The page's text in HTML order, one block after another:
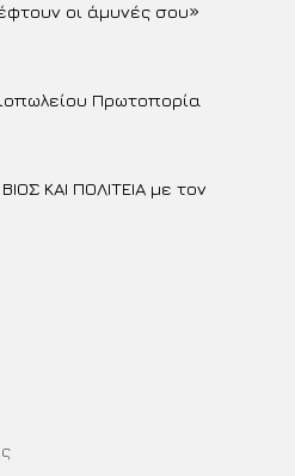
οι άμυνές σου»
Πρωτοπορία
ΚΑΙ ΠΟΛΙΤΕΙΑ με τον